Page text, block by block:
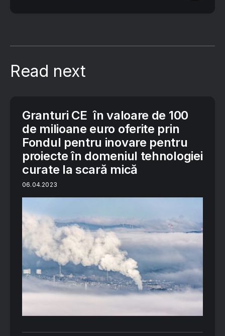
Read next
Granturi CE în valoare de 100
de milioane euro oferite prin
Fondul pentru inovare pentru
proiecte în domeniul tehnologiei
curate la scară mică
06.04.2023